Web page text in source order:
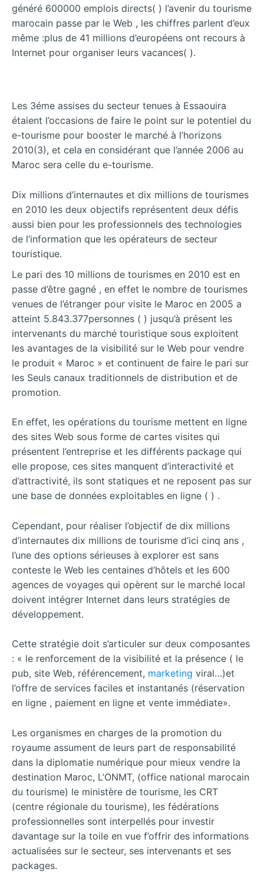
généré 600000 emplois directs( ) l’avenir du tourisme
marocain passe par le Web , les chiffres parlent d’eux
même :plus de 41 millions d’européens ont recours à
Internet pour organiser leurs vacances( ).
Les 3éme assises du secteur tenues à Essaouira
étaient l’occasions de faire le point sur le potentiel du
e-tourisme pour booster le marché à l’horizons
2010(3), et cela en considérant que l’année 2006 au
Maroc sera celle du e-tourisme.
Dix millions d’internautes et dix millions de tourismes
en 2010 les deux objectifs représentent deux défis
aussi bien pour les professionnels des technologies
de l’information que les opérateurs de secteur
touristique.
Le pari des 10 millions de tourismes en 2010 est en
passe d’être gagné , en effet le nombre de tourismes
venues de l’étranger pour visite le Maroc en 2005 a
atteint 5.843.377personnes ( ) jusqu’à présent les
intervenants du marché touristique sous exploitent
les avantages de la visibilité sur le Web pour vendre
le produit « Maroc » et continuent de faire le pari sur
les Seuls canaux traditionnels de distribution et de
promotion.
En effet, les opérations du tourisme mettent en ligne
des sites Web sous forme de cartes visites qui
présentent l’entreprise et les différents package qui
elle propose, ces sites manquent d’interactivité et
d’attractivité, ils sont statiques et ne reposent pas sur
une base de données exploitables en ligne ( ) .
Cependant, pour réaliser l’objectif de dix millions
d’internautes dix millions de tourisme d’ici cinq ans ,
l’une des options sérieuses à explorer est sans
conteste le Web les centaines d’hôtels et les 600
agences de voyages qui opèrent sur le marché local
doivent intégrer Internet dans leurs stratégies de
développement.
Cette stratégie doit s’articuler sur deux composantes
: « le renforcement de la visibilité et la présence ( le
pub, site Web, référencement, marketing viral…)et
l’offre de services faciles et instantanés (réservation
en ligne , paiement en ligne et vente immédiate».
Les organismes en charges de la promotion du
royaume assument de leurs part de responsabilité
dans la diplomatie numérique pour mieux vendre la
destination Maroc, L’ONMT, (office national marocain
du tourisme) le ministère de tourisme, les CRT
(centre régionale du tourisme), les fédérations
professionnelles sont interpellés pour investir
davantage sur la toile en vue f’offrir des informations
actualisées sur le secteur, ses intervenants et ses
packages.